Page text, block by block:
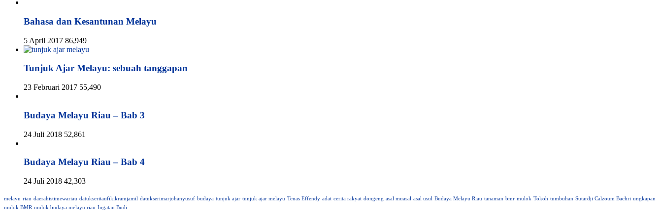
Bahasa dan Kesantunan Melayu
5 April 2017 86,949
Tunjuk Ajar Melayu: sebuah tanggapan
23 Februari 2017 55,490
Budaya Melayu Riau – Bab 3
24 Juli 2018 52,861
Budaya Melayu Riau – Bab 4
24 Juli 2018 42,303
melayu riau daerahistimewariau datukseritaufikikramjamil datukserimarjohanyusuf budaya tunjuk ajar tunjuk ajar melayu Tenas Effendy adat cerita rakyat dongeng asal muasal asal usul Budaya Melayu Riau tanaman bmr mulok Tokoh tumbuhan Sutardji Calzoum Bachri ungkapan
mulok BMR mulok budaya melayu riau Ingatan Budi